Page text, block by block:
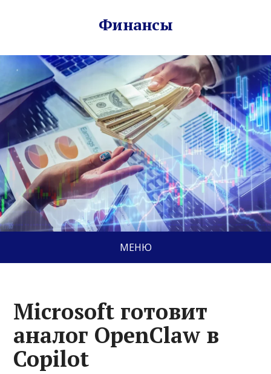
Финансы
МЕНЮ
Microsoft готовит
аналог OpenClaw в
Copilot